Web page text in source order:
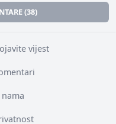
(38)
vijest
nama